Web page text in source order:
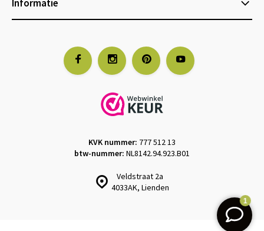
Informatie
Veldstraat 2a
4033AK, Lienden
KVK nummer: 777 512 13
btw-nummer: NL8142.94.923.B01